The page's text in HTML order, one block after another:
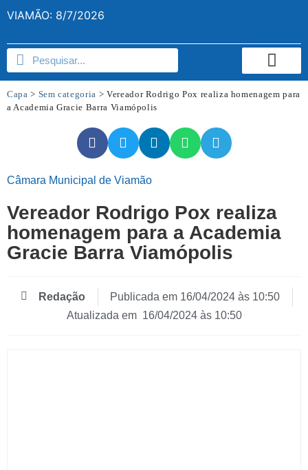
VIAMÃO: 8/7/2026
Capa > Sem categoria > Vereador Rodrigo Pox realiza homenagem para
a Academia Gracie Barra Viamópolis
Câmara Municipal de Viamão
Vereador Rodrigo Pox realiza
homenagem para a Academia
Gracie Barra Viamópolis
Redação Publicada em 16/04/2024 às 10:50
Atualizada em 16/04/2024 às 10:50